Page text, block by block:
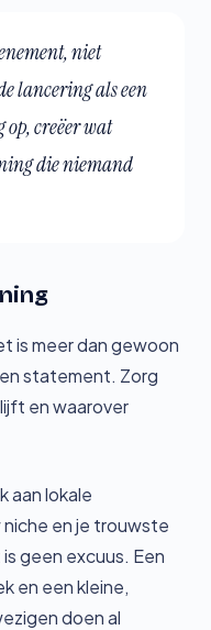
niet
lancering als een
creëer wat
die niemand
is meer dan gewoon
statement. Zorg
en waarover
aan lokale
en je trouwste
geen excuus. Een
en een kleine,
doen al